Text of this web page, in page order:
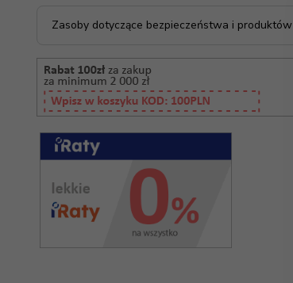
Zasoby dotyczące bezpieczeństwa i produktów